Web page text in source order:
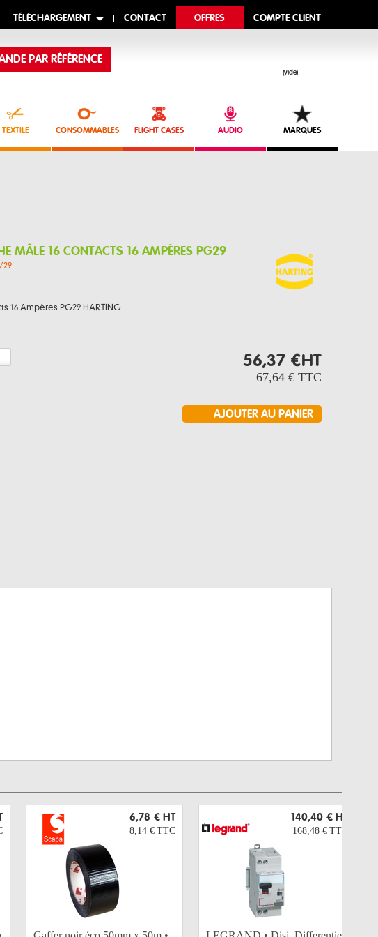
TÉLÉCHARGEMENT CONTACT OFFRES COMPTE CLIENT
(vide)
PAR RÉFÉRENCE
TEXTILE CONSOMMABLES FLIGHT CASES AUDIO MARQUES
MÂLE 16 CONTACTS 16 AMPÈRES PG29
29
16 Ampères PG29 HARTING
56,37 €HT
67,64 € TTC
6,78 € HT
8,14 € TTC
140,40 € HT
168,48 € TTC